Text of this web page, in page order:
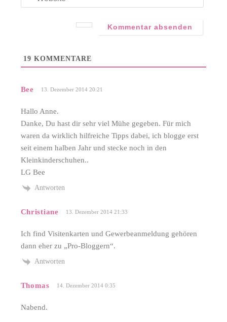
19 KOMMENTARE
Bee 13. Dezember 2014 20:21
Hallo Anne.
Danke, Du hast dir sehr viel Mühe gegeben. Für mich
waren da wirklich hilfreiche Tipps dabei, ich blogge erst
seit einem halben Jahr und stecke noch in den
Kleinkinderschuhen..
LG Bee
Antworten
Christiane 13. Dezember 2014 21:33
Ich find Visitenkarten und Gewerbeanmeldung gehören
dann eher zu „Pro-Bloggern“.
Antworten
Thomas 14. Dezember 2014 0:35
Nabend.